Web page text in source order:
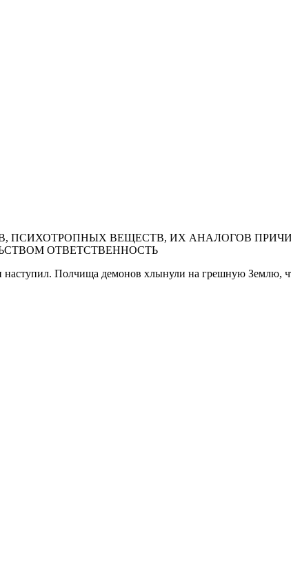
ПСИХОТРОПНЫХ ВЕЩЕСТВ, ИХ АНАЛОГОВ
ОТВЕТСТВЕННОСТЬ
Полчища демонов хлынули на грешную Землю,